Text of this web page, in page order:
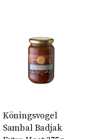
Köningsvogel
Sambal Badjak